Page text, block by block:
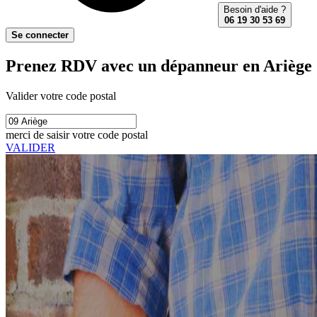
Besoin d'aide ?
06 19 30 53 69
Se connecter
Prenez RDV avec un dépanneur en Ariège
Valider votre code postal
merci de saisir votre code postal
VALIDER